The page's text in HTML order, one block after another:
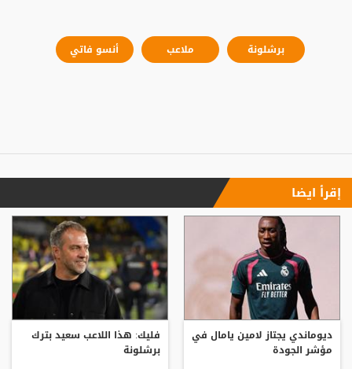
برشلونة ملاعب أنسو فاتي
إقرأ ايضا
ديوماندي يجتاز لامين يامال في
مؤشر الجودة
فليك: هذا اللاعب سعيد بترك
برشلونة